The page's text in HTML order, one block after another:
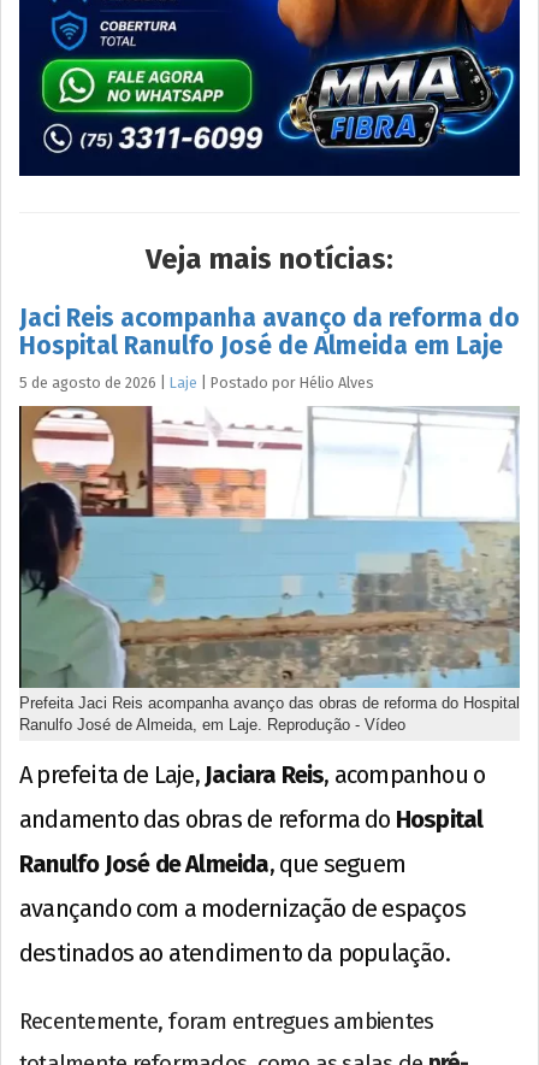
Veja mais notícias:
Jaci Reis acompanha avanço da reforma do
Hospital Ranulfo José de Almeida em Laje
5 de agosto de 2026 Laje Postado por Hélio Alves
Prefeita Jaci Reis acompanha avanço das obras de reforma do Hospital
Ranulfo José de Almeida, em Laje. Reprodução - Vídeo
A prefeita de Laje, Jaciara Reis, acompanhou o
andamento das obras de reforma do Hospital
Ranulfo José de Almeida, que seguem
avançando com a modernização de espaços
destinados ao atendimento da população.
Recentemente, foram entregues ambientes